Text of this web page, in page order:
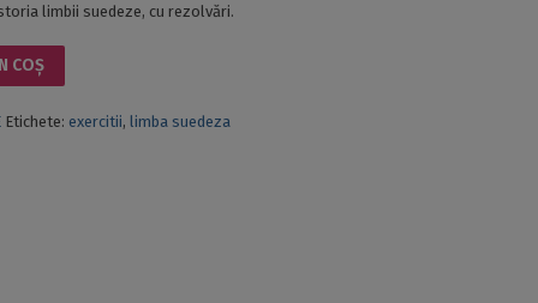
limbii suedeze, cu rezolvări.
COȘ
Etichete: exercitii, limba suedeza